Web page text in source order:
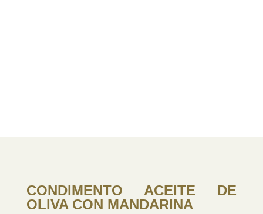
CONDIMENTO ACEITE DE
OLIVA CON MANDARINA